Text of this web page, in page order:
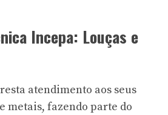
Incepa: Louças e
atendimento aos seus
metais, fazendo parte do